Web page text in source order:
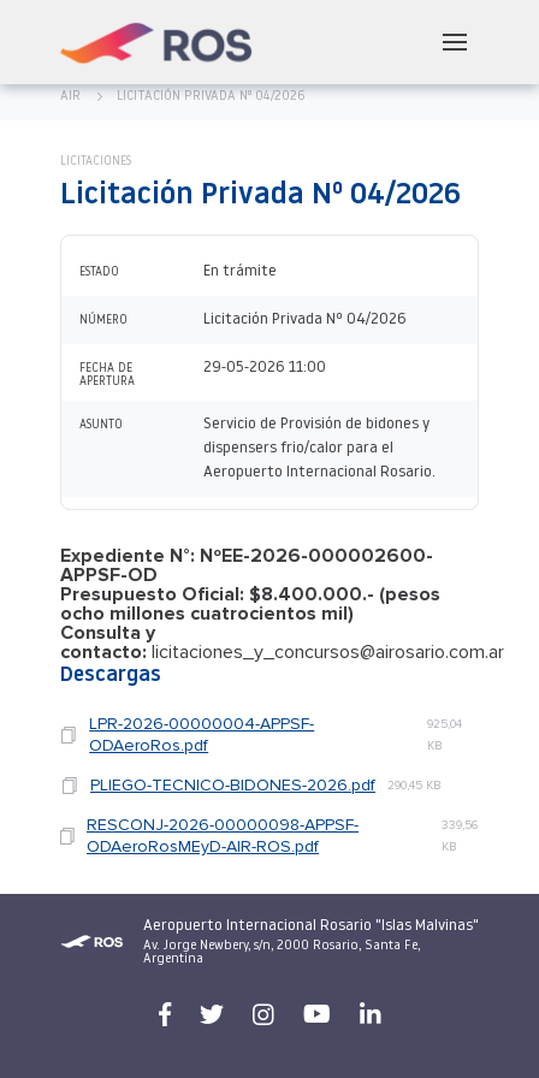
AIR LICITACIÓN PRIVADA Nº 04/2026
LICITACIONES
Licitación Privada Nº 04/2026
ESTADO En trámite
NÚMERO Licitación Privada Nº 04/2026
FECHA DE
APERTURA
29-05-2026 11:00
ASUNTO
Servicio de Provisión de bidones y
dispensers frio/calor para el
Aeropuerto Internacional Rosario.
Expediente N°: NºEE-2026-000002600-
APPSF-OD
Presupuesto Oficial: $8.400.000.- (pesos
ocho millones cuatrocientos mil)
Consulta y
contacto: licitaciones_y_concursos@airosario.com.ar
Descargas
LPR-2026-00000004-APPSF-
ODAeroRos.pdf
925,04
KB
PLIEGO-TECNICO-BIDONES-2026.pdf 290,45 KB
RESCONJ-2026-00000098-APPSF-
ODAeroRosMEyD-AIR-ROS.pdf
339,56
KB
Aeropuerto Internacional Rosario "Islas Malvinas"
Av. Jorge Newbery, s/n, 2000 Rosario, Santa Fe,
Argentina